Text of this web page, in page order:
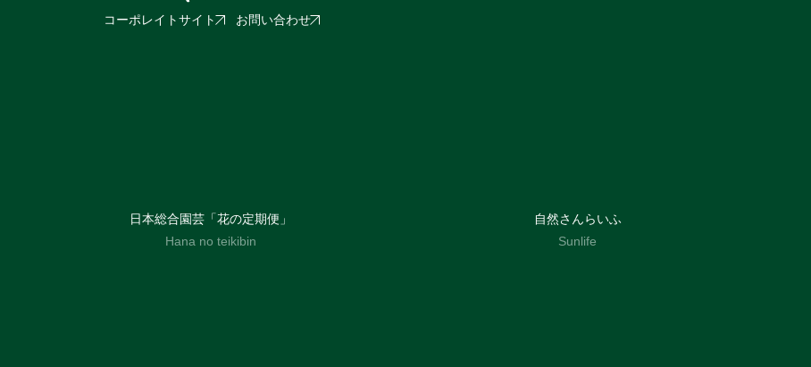
コーポレイトサイト お問い合わせ
日本総合園芸「花の定期便」
Hana no teikibin
自然さんらいふ
Sunlife